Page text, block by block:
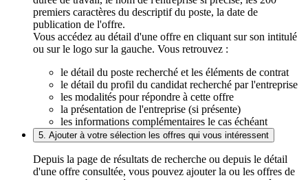
premiers caractères du descriptif du poste, la date de
publication de l'offre.
Vous accédez au détail d'une offre en cliquant sur son intitulé
ou sur le logo sur la gauche. Vous retrouvez :
le détail du poste recherché et les éléments de contrat
le détail du profil du candidat recherché par l'entreprise
les modalités pour répondre à cette offre
la présentation de l'entreprise (si présente)
les informations complémentaires le cas échéant
5. Ajouter à votre sélection les offres qui vous intéressent
Depuis la page de résultats de recherche ou depuis le détail
d'une offre consultée, vous pouvez ajouter la ou les offres de